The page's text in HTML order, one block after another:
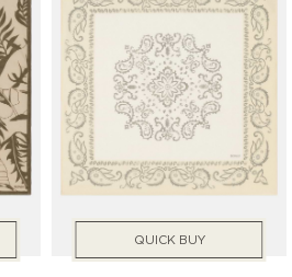
QUICK BUY